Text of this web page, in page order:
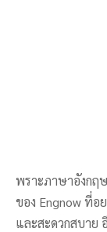
พราะภาษาอังก
ของ Engnow ที่อ
และสะดวกสบาย